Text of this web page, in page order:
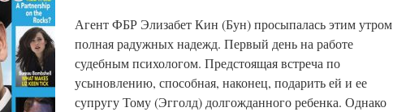
Агент ФБР Элизабет Кин (Бун) просыпалась этим утром
полная радужных надежд. Первый день на работе
судебным психологом. Предстоящая встреча по
усыновлению, способная, наконец, подарить ей и ее
супругу Тому (Эгголд) долгожданного ребенка. Однако